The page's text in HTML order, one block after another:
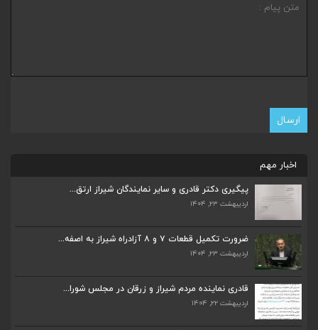
اخبار مهم
پیگیری دکتر قادری و سایر نمایندگان شیراز ارتق...
اردیبهشت ۲۳, ۱۴۰۴
ضرورت تکمیل قطعات ۷ و ۸ آزادراه شیراز به اصفه...
اردیبهشت ۲۳, ۱۴۰۴
قادری نماینده مردم شیراز و زرقان در مجلس شورا...
اردیبهشت ۲۲, ۱۴۰۴
ضرورت تکمیل قطعات ۷ و ۸ آزادراه شیراز به اصفه...
اردیبهشت ۲۳, ۱۴۰۴
قادری نماینده مردم شیراز و زرقان در مجلس شورا...
اردیبهشت ۲۲, ۱۴۰۴
بررسی چالش‌های آبرسانی در شیراز و زرقان در جل...
اردیبهشت ۱۱, ۱۴۰۴